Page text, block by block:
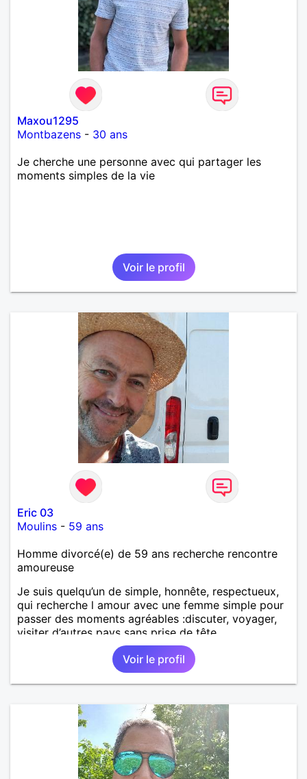
Maxou1295
Montbazens - 30 ans
Je cherche une personne avec qui partager les
moments simples de la vie
Voir le profil
Eric 03
Moulins - 59 ans
Homme divorcé(e) de 59 ans recherche rencontre
amoureuse
Je suis quelqu’un de simple, honnête, respectueux,
qui recherche l amour avec une femme simple pour
passer des moments agréables :discuter, voyager,
visiter d’autres pays sans prise de tête.
Voir le profil